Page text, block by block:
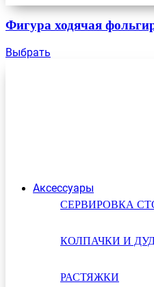
Аксессуары
СЕРВИРОВКА
КОЛПАЧКИ И
РАСТЯЖКИ
Фигура ходячая
Выбрать